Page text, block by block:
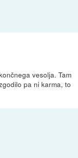
vesolja. Tam
pa ni karma, to